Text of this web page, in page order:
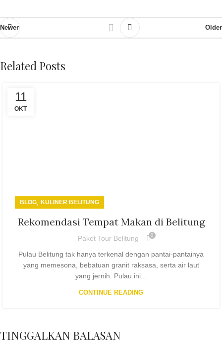
Newer Older
Related Posts
11
OKT
BLOG KULINER BELITUNG
Rekomendasi Tempat Makan di Belitung
Paket Tour Belitung 0
Pulau Belitung tak hanya terkenal dengan pantai-pantainya
yang memesona, bebatuan granit raksasa, serta air laut
yang jernih. Pulau ini...
CONTINUE READING
TINGGALKAN BALASAN